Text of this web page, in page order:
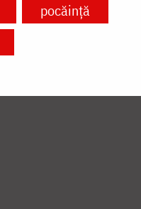
pocăință